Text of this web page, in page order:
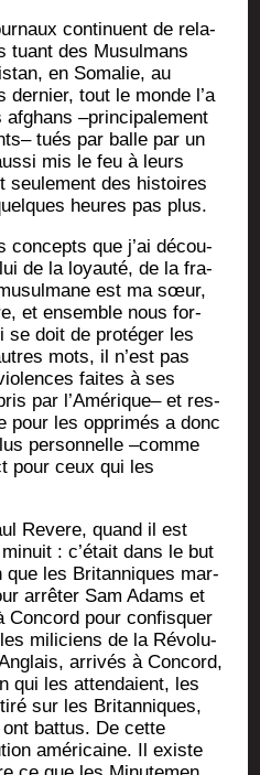
conti­nuent de rela­
tuant des Musul­mans
en Soma­lie, au
der­nier, tout le monde l’a
–prin­ci­pa­le­ment
tués par balle par un
mis le feu à leurs
seule­ment des his­toires
heures pas plus.
concepts que j’ai décou­
de la loyau­té, de la fra­
est ma sœur,
et ensemble nous for­
se doit de pro­té­ger les
mots, il n’est pas
faites à ses
par l’Amérique– et res­
pour les oppri­més a donc
per­son­nelle –comme
pour ceux qui les
Revere, quand il est
: c’était dans le but
que les Bri­tan­niques mar­
arrê­ter Sam Adams et
Concord pour confis­quer
mili­ciens de la Révo­lu­
arri­vés à Concord,
qui les atten­daient, les
sur les Bri­tan­niques,
bat­tus. De cette
amé­ri­caine. Il existe